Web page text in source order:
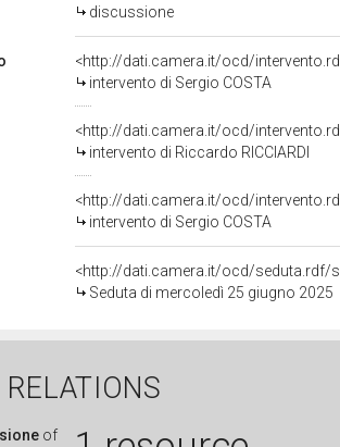
discussione
<http://dati.camera.it/ocd/
intervento di Sergio COSTA
<http://dati.camera.it/ocd/
intervento di Riccardo RICCIARDI
<http://dati.camera.it/ocd/
intervento di Sergio COSTA
<http://dati.camera.it/ocd/seduta.rdf/
Seduta di mercoledì 25 giugno 2025
of